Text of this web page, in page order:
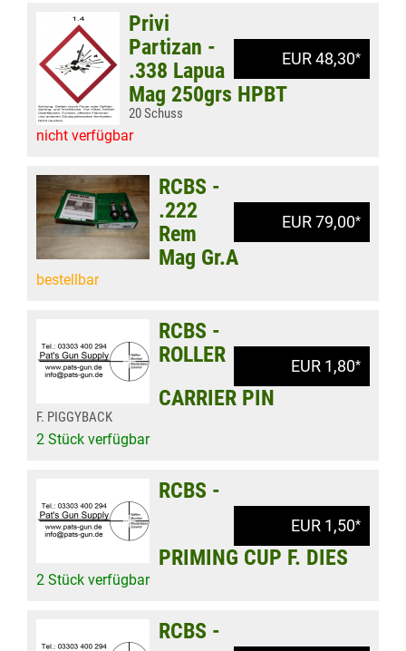
EUR 48,30*
Privi
Partizan -
.338 Lapua
Mag 250grs HPBT
20 Schuss
nicht verfügbar
EUR 79,00*
RCBS -
.222
Rem
Mag Gr.A
bestellbar
EUR 1,80*
RCBS -
ROLLER
CARRIER PIN
F. PIGGYBACK
2 Stück verfügbar
EUR 1,50*
RCBS -
PRIMING CUP F. DIES
2 Stück verfügbar
RCBS -